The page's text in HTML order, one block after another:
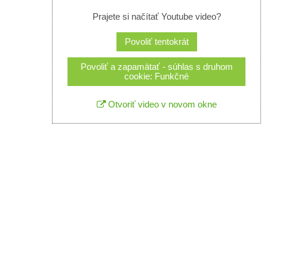
Prajete si načítať Youtube video?
Povoliť tentokrát
Povoliť a zapamätať - súhlas s druhom
cookie: Funkčné
Otvoriť video v novom okne